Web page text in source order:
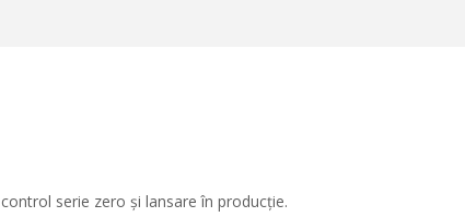
serie zero și lansare în producție.